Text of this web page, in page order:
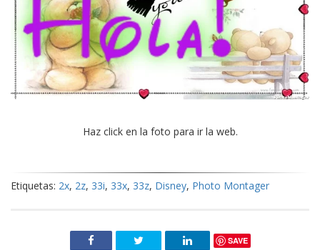
Haz click en la foto para ir la web.
Etiquetas: 2x, 2z, 33i, 33x, 33z, Disney, Photo Montager
SAVE